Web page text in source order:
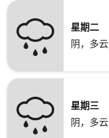
星期二
阴，多云
星期三
阴，多云